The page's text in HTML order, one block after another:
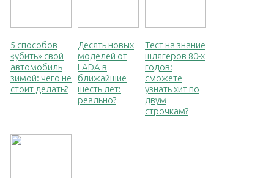
5 способов
«убить» свой
автомобиль
зимой: чего не
стоит делать?
Десять новых
моделей от
LADA в
ближайшие
шесть лет:
реально?
Тест на знание
шлягеров 80-х
годов:
сможете
узнать хит по
двум
строчкам?